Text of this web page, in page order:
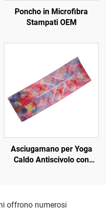
Poncho in Microfibra
Stampati OEM
Asciugamano per Yoga
Caldo Antiscivolo con
offrono numerosi